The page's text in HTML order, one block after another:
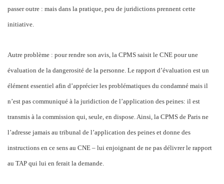
passer outre : mais dans la pratique, peu de juridictions prennent cette
initiative.
Autre problème : pour rendre son avis, la CPMS saisit le CNE pour une
évaluation de la dangerosité de la personne. Le rapport d’évaluation est un
élément essentiel afin d’apprécier les problématiques du condamné mais il
n’est pas communiqué à la juridiction de l’application des peines: il est
transmis à la commission qui, seule, en dispose. Ainsi, la CPMS de Paris ne
l’adresse jamais au tribunal de l’application des peines et donne des
instructions en ce sens au CNE – lui enjoignant de ne pas délivrer le rapport
au TAP qui lui en ferait la demande.